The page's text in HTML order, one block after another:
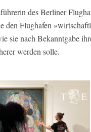
des Berliner
den Flughafen
sie nach Bekanntgabe
werden solle.